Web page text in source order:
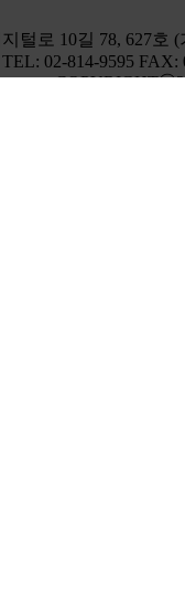
털로 10길 78, 627호
TEL: 02-814-9595 FAX: